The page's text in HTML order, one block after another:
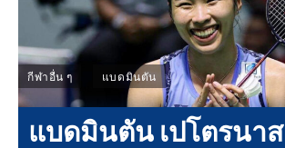
กีฬาอื่น ๆ แบดมินตัน
แบดมินตัน​ เปโตรนาส